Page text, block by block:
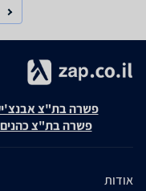
פשרה בת"צ אבנצ'יק נ'
פשרה בת"צ כהנים נ'
אודות